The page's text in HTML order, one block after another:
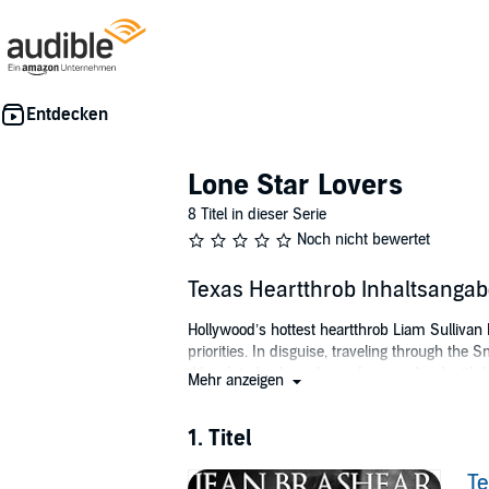
Lone Star Lovers
8 Titel in dieser Serie
Noch nicht bewertet
Texas Heartthrob
Hollywood’s hottest heartthrob Liam
priorities. In disguise, traveling through the
dilapidated cabin where she once lived with
Day by day, they draw closer, but Raina has
Mehr anzeigen
1. Titel